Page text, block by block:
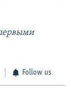
Follow us